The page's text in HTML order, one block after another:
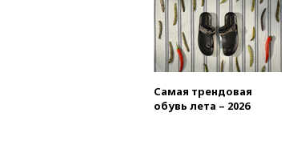
Самая трендовая
обувь лета – 2026